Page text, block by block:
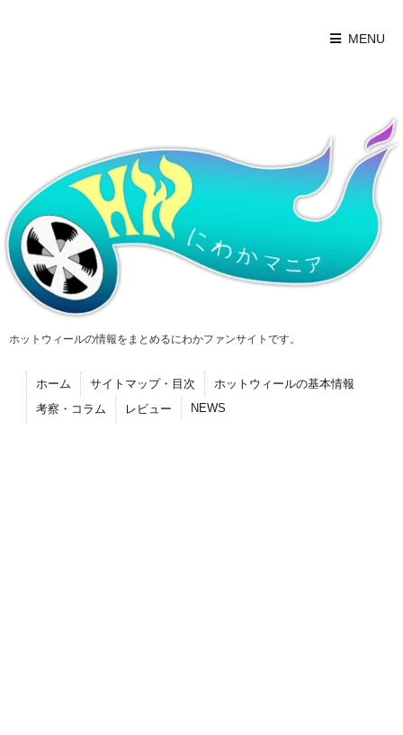
MENU
ホットウィールの情報をまとめるにわかファンサイトです。
ホーム サイトマップ・目次
ホットウィールの基本情報
考察・コラム
レビュー NEWS